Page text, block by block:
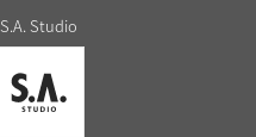
S.A. Studio